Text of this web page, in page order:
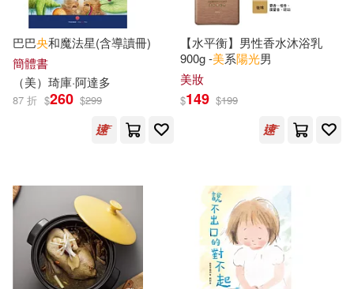
PRESTIGE PHOTOGENICS(97)
GLAY’z(94) 本書編寫組(94)
LiveABC編輯群(91)
（美）萊曼·弗蘭克·鮑姆(91)
海潤陽光(90) 島袋光年(89)
南海出版公司(691)
中國紡織出版社(680)
人民出版社(680)
現代出版社(672)
國防工業出版社(668)
巴巴央和魔法星(含導讀冊)
簡體書
（美）琦庫·阿達多
87 折 $260 $299
【水平衡】男性香水沐浴乳
900g -美系陽光男
美妝
$149 $199